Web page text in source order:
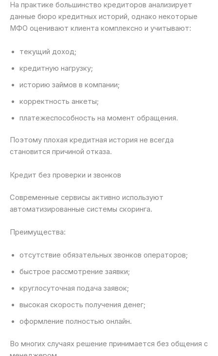
На практике большинство кредиторов анализирует
данные бюро кредитных историй, однако некоторые
МФО оценивают клиента комплексно и учитывают:
текущий доход;
кредитную нагрузку;
историю займов в компании;
корректность анкеты;
платежеспособность на момент обращения.
Поэтому плохая кредитная история не всегда
становится причиной отказа.
Кредит без проверки и звонков
Современные сервисы активно используют
автоматизированные системы скоринга.
Преимущества:
отсутствие обязательных звонков операторов;
быстрое рассмотрение заявки;
круглосуточная подача заявок;
высокая скорость получения денег;
оформление полностью онлайн.
Во многих случаях решение принимается без общения с